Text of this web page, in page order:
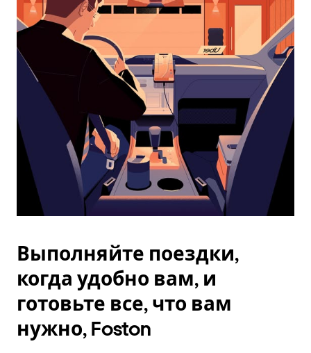
закрыть
календарь,
нажмите
Esc.
Выполняйте поездки,
когда удобно вам, и
готовьте все, что вам
нужно, Foston